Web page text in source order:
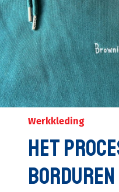
Werkkleding
Het
borduren